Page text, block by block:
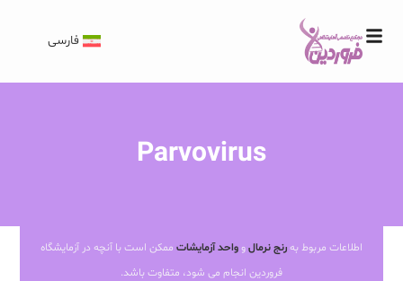
فارسی
Parvovirus
اطلاعات مربوط بهرنج نرمالو واحد آزمایشات ممکن است با آنچه در آزمایشگاه
فروردین انجام می شود، متفاوت باشد.